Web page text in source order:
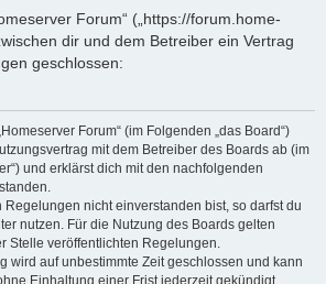
Forum“ („https://forum.home-
dir und dem Betreiber ein Vertrag
geschlossen:
Forum“ (im Folgenden „das Board“)
mit dem Betreiber des Boards ab (im
und erklärst dich mit den nachfolgenden
Regelungen nicht einverstanden bist, so darfst du
nutzen. Für die Nutzung des Boards gelten
Stelle veröffentlichten Regelungen.
wird auf unbestimmte Zeit geschlossen und kann
Einhaltung einer Frist jederzeit gekündigt